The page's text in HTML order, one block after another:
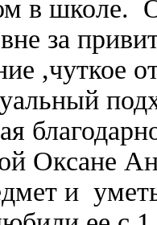
в школе.
за
,чуткое
Оксане
и